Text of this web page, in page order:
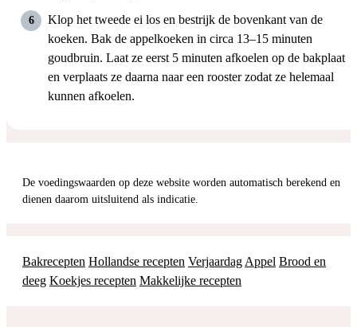
Klop het tweede ei los en bestrijk de bovenkant van de
koeken. Bak de appelkoeken in circa 13–15 minuten
goudbruin. Laat ze eerst 5 minuten afkoelen op de bakplaat
en verplaats ze daarna naar een rooster zodat ze helemaal
kunnen afkoelen.
De voedingswaarden op deze website worden automatisch berekend en
dienen daarom uitsluitend als indicatie.
Bakrecepten Hollandse recepten Verjaardag Appel Brood en
deeg Koekjes recepten Makkelijke recepten